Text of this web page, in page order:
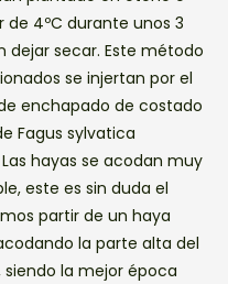
4ºC durante unos 3
dejar secar. Este método
se injertan por el
enchapado de costado
Fagus sylvatica
hayas se acodan muy
este es sin duda el
partir de un haya
la parte alta del
la mejor época